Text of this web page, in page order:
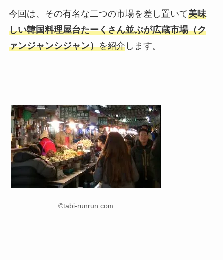
今回は、その有名な二つの市場を差し置いて美味
しい韓国料理屋台たーくさん並ぶが広蔵市場（ク
ァンジャンシジャン）を紹介します。
©tabi-runrun.com